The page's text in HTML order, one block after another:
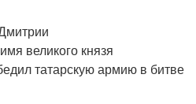
великого князя
татарскую армию в битве